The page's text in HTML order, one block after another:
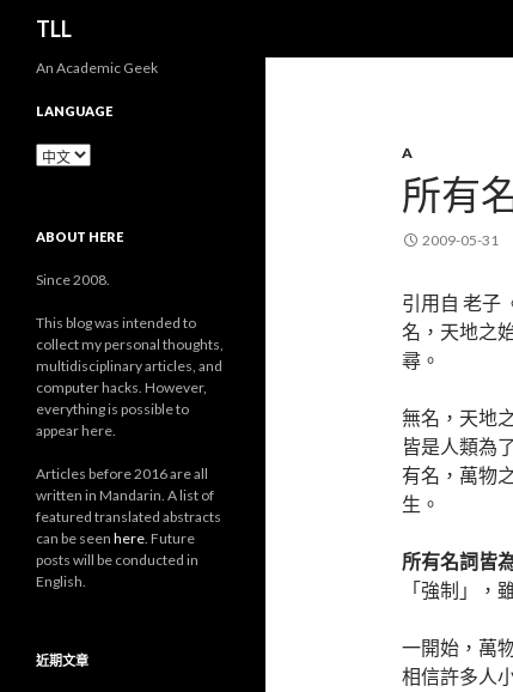
TLL
A
所有
2009-05-31
引用自 老子
名，天地之
尋。
無名，天地
皆是人類為
有名，萬物
生。
所有名詞皆
「強制」，
一開始，萬
相信許多人
An Academic Geek
LANGUAGE
Language
ABOUT HERE
Since 2008.
This blog was intended to
collect my personal thoughts,
multidisciplinary articles, and
computer hacks. However,
everything is possible to
appear here.
Articles before 2016 are all
written in Mandarin. A list of
featured translated abstracts
can be seen here. Future
posts will be conducted in
English.
近期文章